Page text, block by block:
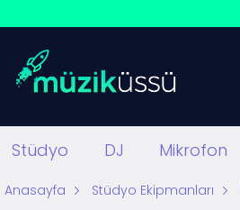
Stüdyo DJ Mikrofon
Anasayfa Stüdyo Ekipmanları